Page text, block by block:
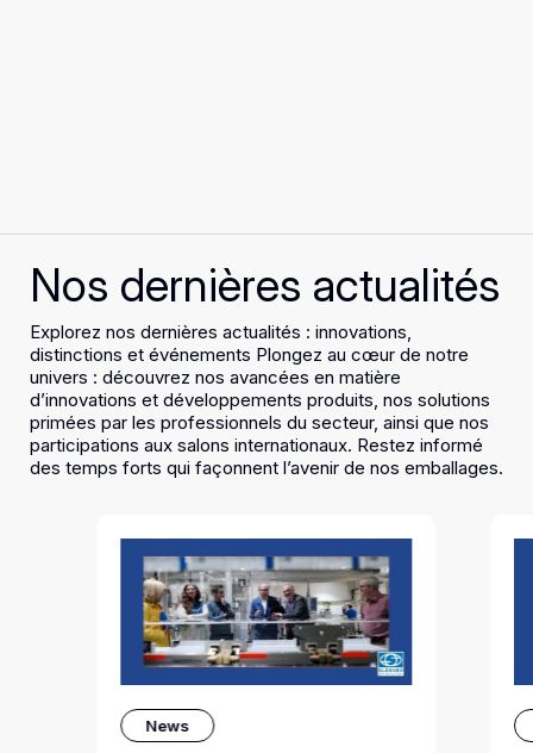
Nos dernières actualités
Explorez nos dernières actualités : innovations,
distinctions et événements Plongez au cœur de notre
univers : découvrez nos avancées en matière
d’innovations et développements produits, nos solutions
primées par les professionnels du secteur, ainsi que nos
participations aux salons internationaux. Restez informé
des temps forts qui façonnent l’avenir de nos emballages.
News